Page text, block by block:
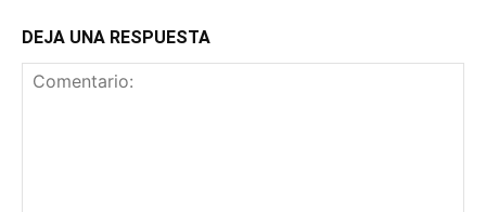
DEJA UNA RESPUESTA